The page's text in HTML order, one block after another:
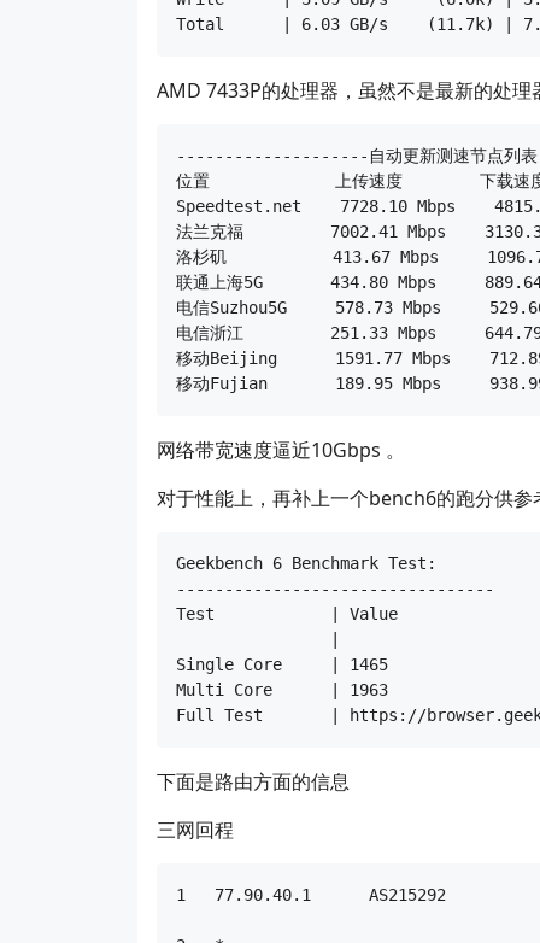
AMD 7433P的处理器，虽然不是最新的处
--------------------自动更新测速节点
位置             上传速度        下载速
Speedtest.net    7728.10 Mbps
法兰克福         7002.41 Mbps
洛杉矶           413.67 Mbps
联通上海5G       434.80 Mbps
电信Suzhou5G     578.73 Mbps
电信浙江         251.33 Mbps
移动Beijing      1591.77 Mbps
网络带宽速度逼近10Gbps 。
对于性能上，再补上一个bench6的跑分供参
Geekbench 6 Benchmark Test:
---------------------------------
Test            | Value
                |
Single Core     | 1465
Multi Core      | 1963
下面是路由方面的信息
三网回程
1   77.90.40.1      AS215292